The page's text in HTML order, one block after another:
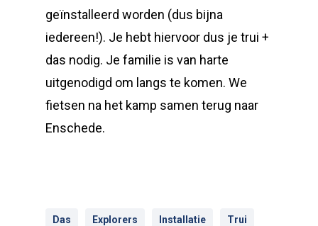
geïnstalleerd worden (dus bijna
iedereen!). Je hebt hiervoor dus je trui +
das nodig. Je familie is van harte
uitgenodigd om langs te komen. We
fietsen na het kamp samen terug naar
Enschede.
Das Explorers Installatie Trui